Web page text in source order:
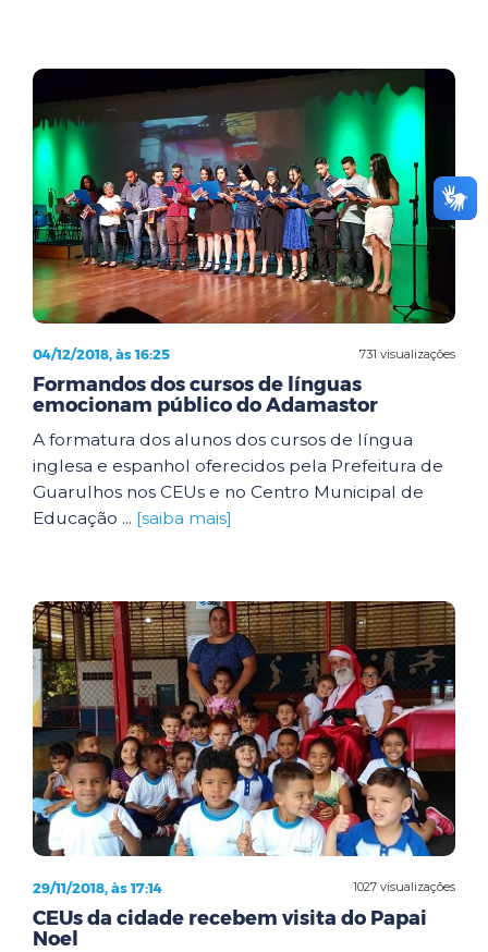
731 visualizações
04/12/2018, às 16:25
Formandos dos cursos de línguas
emocionam público do Adamastor
A formatura dos alunos dos cursos de língua
inglesa e espanhol oferecidos pela Prefeitura de
Guarulhos nos CEUs e no Centro Municipal de
Educação ... [saiba mais]
1027 visualizações
29/11/2018, às 17:14
CEUs da cidade recebem visita do Papai
Noel